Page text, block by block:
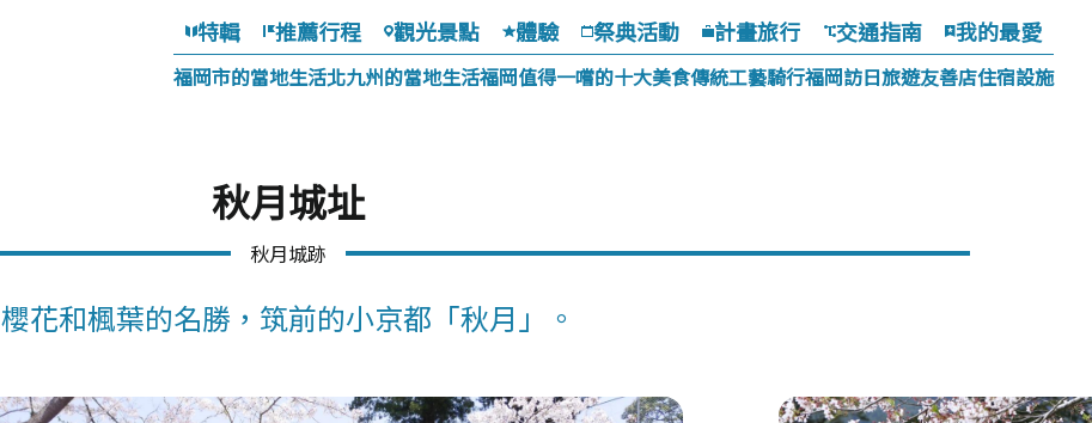
特輯 推薦行程 觀光景點 體驗 祭典活動 計畫旅行 交通指南 我的最愛
福岡市的當地生活北九州的當地生活福岡值得一嚐的十大美食傳統工藝騎行福岡訪日旅遊友善店住宿設施
秋月城址
秋月城跡
櫻花和楓葉的名勝，筑前的小京都「秋月」。